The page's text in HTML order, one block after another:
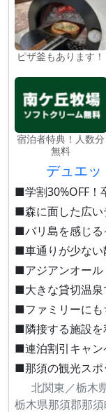
ピザ釜もあります！
宿泊者特典！人数分
無料
デュエッ
■学割30%OFF！
■森に面した広い
■バリ島を感じる
■車通りが少ない
■アジアンオール
■大きな貸切温泉
■ファミリーにも
■隣接する施設
■連泊割引キャン
■那須の観光スポ
北関東／栃木
栃木県那須郡那